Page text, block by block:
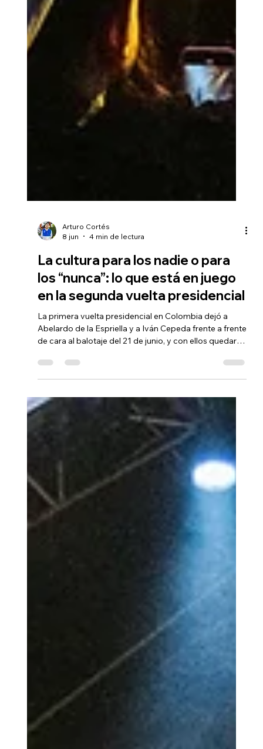
8 jun
4 min de lectura
La cultura para los nadie o para
los “nunca”: lo que está en juego
en la segunda vuelta presidencial
La primera vuelta presidencial en Colombia dejó a
Abelardo de la Espriella y a Iván Cepeda frente a frente
de cara al balotaje del 21 de junio, y con ellos quedaron
enfrentadas dos maneras de entender qué es la
cultura y para qué sirve un Estado que la sostiene. Es
una bifurcación, y conviene decirlo sin eufemismos: en
una de las dos salidas, la cultura sale perdiendo.